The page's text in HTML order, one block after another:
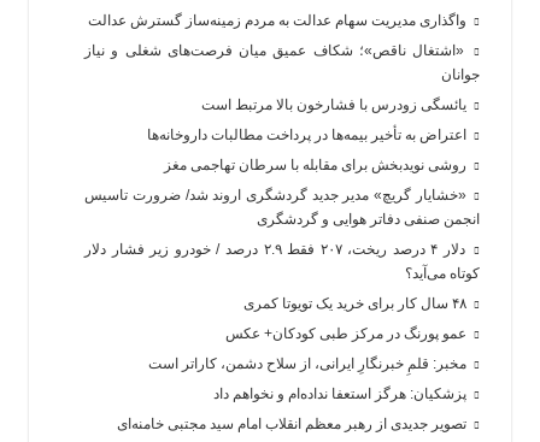
واگذاری مدیریت سهام عدالت به مردم زمینه‌ساز گسترش عدالت
«اشتغال ناقص»؛ شکاف عمیق میان فرصت‌های شغلی و نیاز
جوانان
یائسگی زودرس با فشارخون بالا مرتبط است
اعتراض به تأخیر بیمه‌ها در پرداخت مطالبات داروخانه‌ها
روشی نویدبخش برای مقابله با سرطان تهاجمی مغز
«خشایار گریچ» مدیر جدید گردشگری اروند شد/ ضرورت تاسیس
انجمن صنفی دفاتر هوایی و گردشگری
دلار ۴ درصد ریخت، ۲۰۷ فقط ۲.۹ درصد / خودرو زیر فشار دلار
کوتاه می‌آید؟
عمو پورنگ در مرکز طبی کودکان+ عکس
مخبر: قلمِ خبرنگارِ ایرانی، از سلاح دشمن، کاراتر است
پزشکیان: هرگز استعفا نداده‌ام و نخواهم داد
تصویر جدیدی از رهبر معظم انقلاب امام سید مجتبی خامنه‌ای